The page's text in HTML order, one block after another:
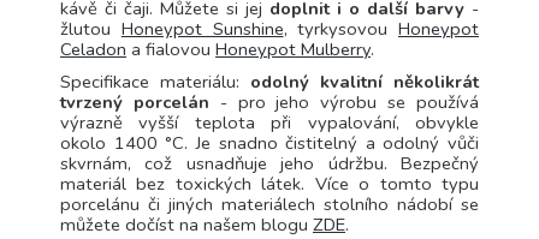
kávě či čaji. Můžete si jej doplnit i o další barvy -
žlutou Honeypot Sunshine, tyrkysovou Honeypot
Celadon a fialovou Honeypot Mulberry.
Specifikace materiálu: odolný kvalitní několikrát
tvrzený porcelán - pro jeho výrobu sepoužívá
výrazně vyšší teplota při vypalování, obvykle
okolo 1400 °C.Je snadno čistitelný a odolný vůči
skvrnám, což usnadňuje jeho údržbu. Bezpečný
materiál bez toxických látek. Více o tomto typu
porcelánu či jiných materiálech stolního nádobí se
můžete dočíst na našem blogu ZDE.